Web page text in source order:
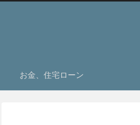
お金、住宅ローン